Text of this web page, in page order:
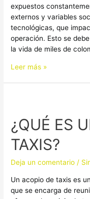
expuestos
externos y variables
tecnológicas, que
operación. Esto se
la vida de miles de
Leer más »
¿QUÉ ES
TAXIS?
Deja un comentario /
Un acopio de taxis es
que se encarga de
UN
ACOPIO
DE
TAXIS?